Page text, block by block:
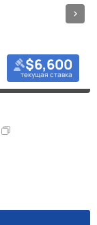
$6,600
текущая ставка